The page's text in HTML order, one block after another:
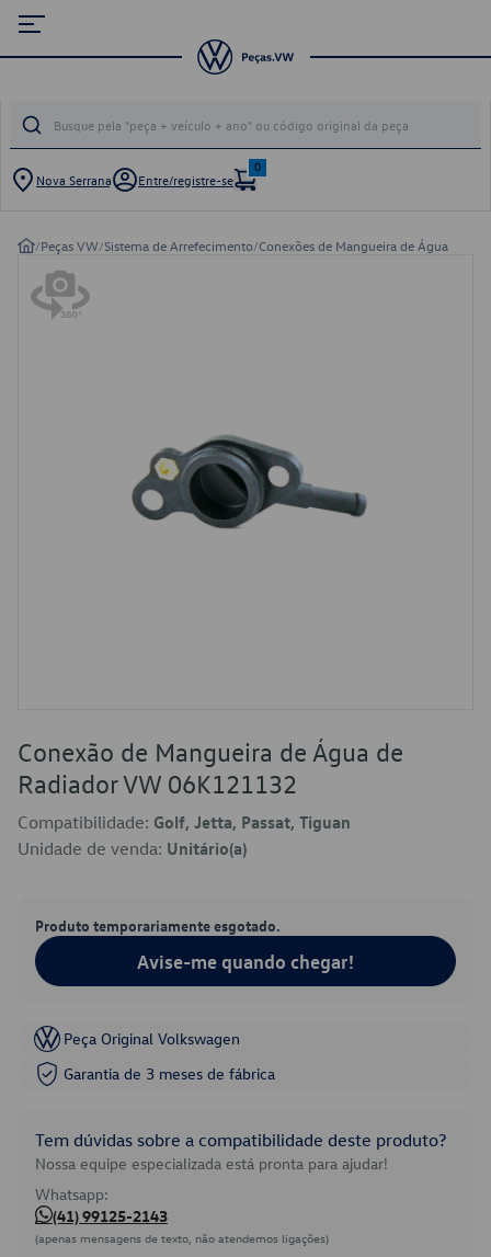
Nova Serrana Entre/registre-se
0
/Peças VW/Sistema de Arrefecimento/Conexões de Mangueira de Água
Conexão de Mangueira de Água de
Radiador VW 06K121132
Compatibilidade: Golf, Jetta, Passat, Tiguan
Unidade de venda: Unitário(a)
Produto temporariamente esgotado.
Avise-me quando chegar!
Peça Original Volkswagen
Garantia de 3 meses de fábrica
Tem dúvidas sobre a compatibilidade deste produto?
Nossa equipe especializada está pronta para ajudar!
Whatsapp:
(41) 99125-2143
(apenas mensagens de texto, não atendemos ligações)